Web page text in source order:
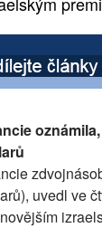
uvedl ve